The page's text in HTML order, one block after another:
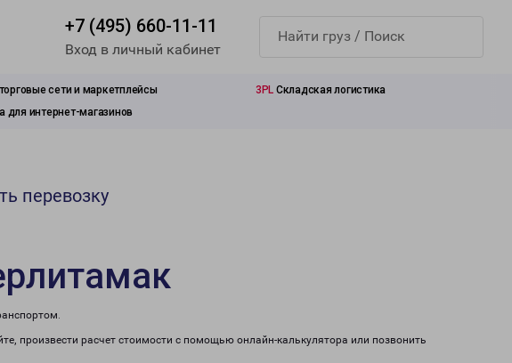
+7 (495) 660-11-11
Вход в личный кабинет
сети и маркетплейсы 3PL Складская логистика
для интернет-магазинов
перевозку
произвести расчет стоимости с помощью онлайн-калькулятора или позвонить